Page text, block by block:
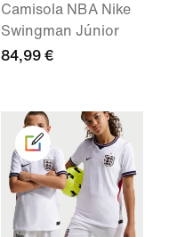
Camisola NBA Nike
Swingman Júnior
84,99 €